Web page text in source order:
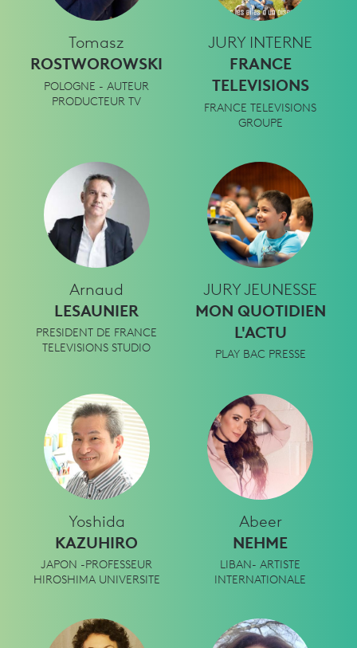
Tomasz
ROSTWOROWSKI
POLOGNE - AUTEUR
PRODUCTEUR TV
JURY INTERNE
FRANCE
TELEVISIONS
FRANCE TELEVISIONS
GROUPE
Arnaud
LESAUNIER
PRESIDENT DE FRANCE
TELEVISIONS STUDIO
JURY JEUNESSE
MON QUOTIDIEN
L'ACTU
PLAY BAC PRESSE
Yoshida
KAZUHIRO
JAPON -PROFESSEUR
HIROSHIMA UNIVERSITE
Abeer
NEHME
LIBAN- ARTISTE
INTERNATIONALE